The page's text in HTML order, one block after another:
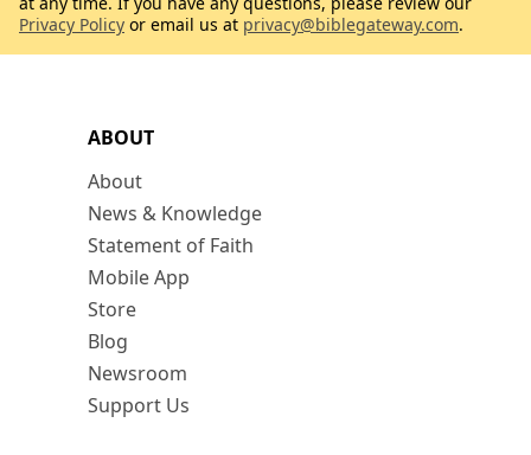
ABOUT
About
News & Knowledge
Statement of Faith
Mobile App
Store
Blog
Newsroom
Support Us
Privacy Policy or email us at privacy@biblegateway.com.